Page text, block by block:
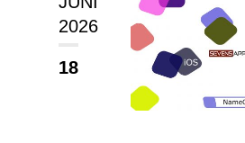
2026
18